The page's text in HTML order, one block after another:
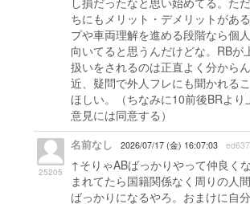
ちにもメリット・デメリットがあ
プや車両理解を進める段階なら個
向いてると思うんだけどな。RBが
扱いをされるのは正直よく分か
近、疑問で外人フレにも聞かれる
ほしい。（ちなみに10前後BRより
意見には同意する）
25205
名前なし 2026/07/17 (金) 16:07:03
↑そりゃABばっかりやって仲良く
まれてたら国籍関係なく周りの人
ばっかりになるやろ。おまけに自